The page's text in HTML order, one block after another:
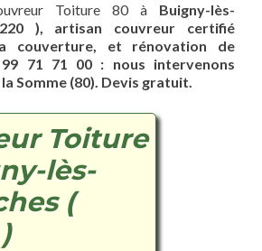
Toiture 80 à Buigny-lès-
), artisan couvreur certifié
couverture, et rénovation de
71 71 00 : nous intervenons
Somme (80). Devis gratuit.
Toiture
lès-
(